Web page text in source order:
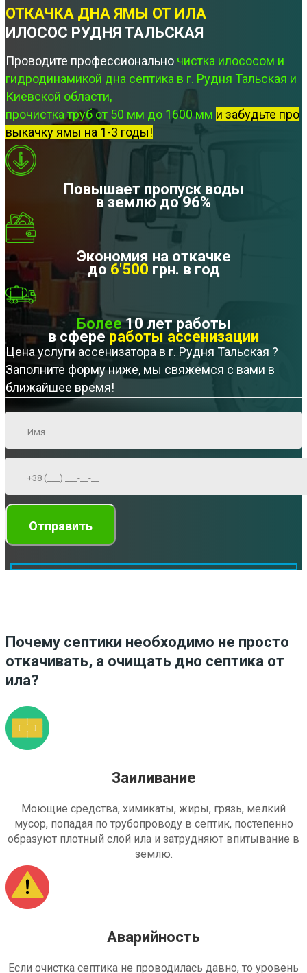
ОТКАЧКА ДНА ЯМЫ ОТ ИЛА
ИЛОСОС РУДНЯ ТАЛЬСКАЯ
Проводите профессионально чистка илососом и
гидродинамикой дна септика в г. Рудня Тальская и
Киевской области,
прочистка труб от 50 мм до 1600 мм и забудьте про
выкачку ямы на 1-3 годы!
Повышает пропуск воды
в землю до 96%
Экономия на откачке
до 6'500 грн. в год
Более10 лет работы
в сфере работы ассенизации
Цена услуги ассенизатора в г. Рудня Тальская ?
Заполните форму ниже, мы свяжемся с вами в
ближайшее время!
Почему септики необходимо не просто
откачивать, а очищать дно септика от
ила?
Заиливание
Моющие средства, химикаты, жиры, грязь, мелкий
мусор, попадая по трубопроводу в септик, постепенно
образуют плотный слой ила и затрудняют впитывание в
землю.
Аварийность
Если очистка септика не проводилась давно, то уровень